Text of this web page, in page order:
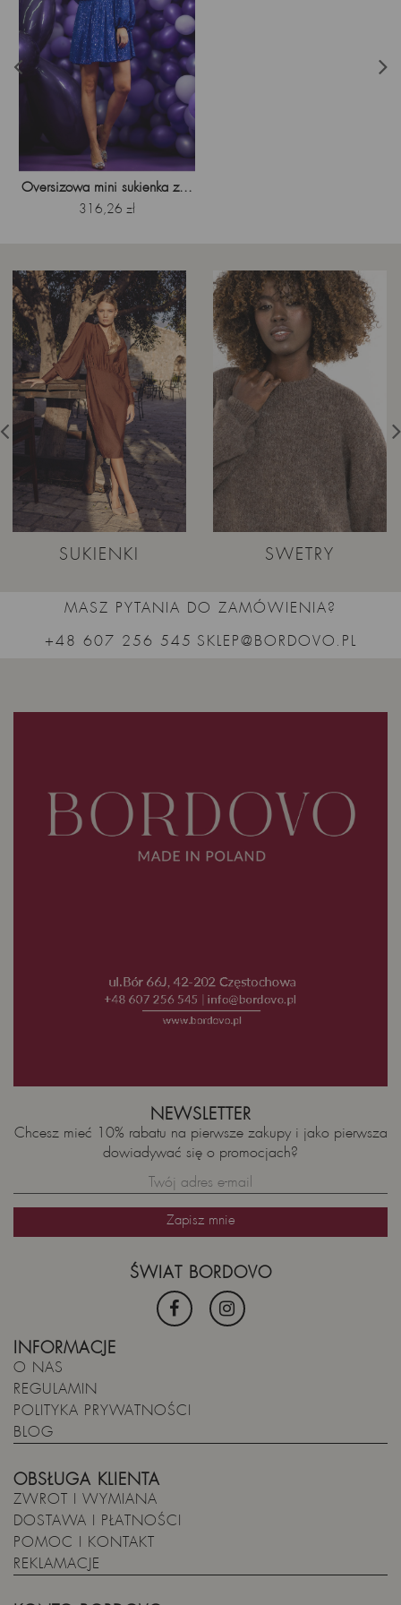
Oversizowa mini sukienka z...
Cena
316,26 zł
SUKIENKI SWETRY
MASZ PYTANIA DO ZAMÓWIENIA?
+48 607 256 545 SKLEP@BORDOVO.PL
INFORMACJE
O NAS
REGULAMIN
POLITYKA PRYWATNOŚCI
BLOG
OBSŁUGA KLIENTA
ZWROT I WYMIANA
DOSTAWA I PŁATNOŚCI
POMOC I KONTAKT
REKLAMACJE
ŚWIAT BORDOVO
NEWSLETTER
Chcesz mieć 10% rabatu na pierwsze zakupy i jako pierwsza
dowiadywać się o promocjach?